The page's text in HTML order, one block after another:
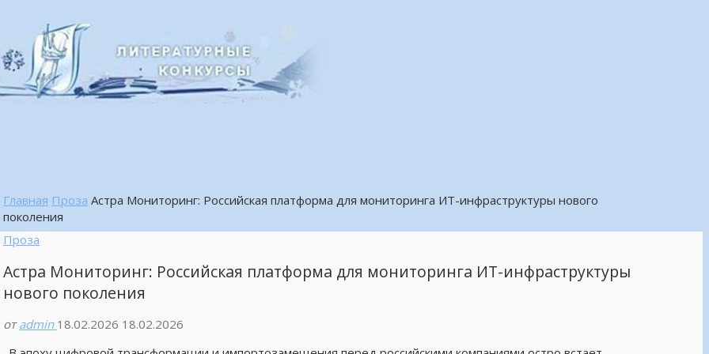
Главная Проза Астра Мониторинг: Российская платформа для мониторинга ИТ-инфраструктуры нового
поколения
Проза
Астра Мониторинг: Российская платформа для мониторинга ИТ-инфраструктуры
нового поколения
от admin 18.02.2026 18.02.2026